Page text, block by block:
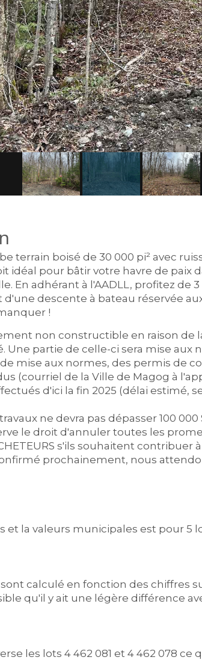
terrain boisé de 30 000 pi² avec
idéal pour bâtir votre havre de paix
En adhérant à l'AADLL, profitez de
descente à bateau réservée
!
non constructible en raison de
Une partie de celle-ci sera mise aux
de mise aux normes, des permis de
(courriel de la Ville de Magog à
d'ici la fin 2025 (délai estimé,
ne devra pas dépasser 100 000
le droit d'annuler toutes les
s'ils souhaitent contribuer
prochainement, nous
et la valeurs municipales est pour 5
calculé en fonction des chiffres
qu'il y ait une légère différence
les lots 4 462 081 et 4 462 078